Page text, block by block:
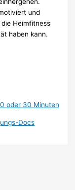
und
Heimfitness
haben kann.
oder 30 Minuten
Docs